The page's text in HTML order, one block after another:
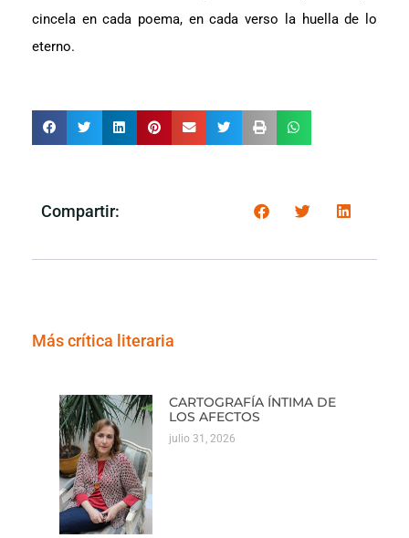
cincela en cada poema, en cada verso la huella de lo
eterno.
Compartir:
Más crítica literaria
CARTOGRAFÍA ÍNTIMA DE
LOS AFECTOS
julio 31, 2026